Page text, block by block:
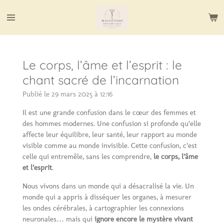
au
Le corps, l’âme et l’esprit : le
chant sacré de l’incarnation
Publié le 29 mars 2025 à 12:16
Il est une grande confusion dans le cœur des femmes et
des hommes modernes. Une confusion si profonde qu’elle
affecte leur équilibre, leur santé, leur rapport au monde
visible comme au monde invisible. Cette confusion, c’est
celle qui entremêle, sans les comprendre, le corps, l’âme
et l’esprit.
Nous vivons dans un monde qui a désacralisé la vie. Un
monde qui a appris à disséquer les organes, à mesurer
les ondes cérébrales, à cartographier les connexions
neuronales… mais qui ignore encore le mystère vivant